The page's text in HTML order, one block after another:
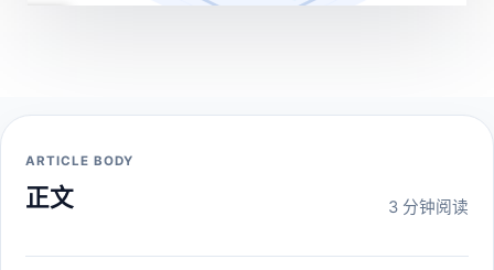
ARTICLE BODY
正文 3 分钟阅读